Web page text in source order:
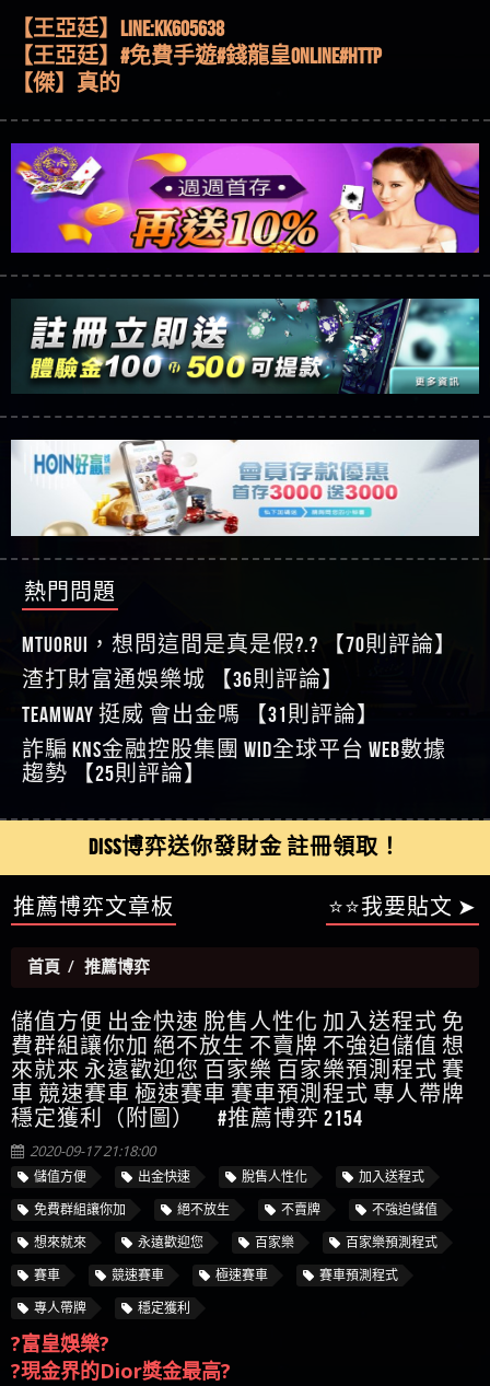
力智投資是詐騙嗎 南部老翁還在癡迷力智投資高
回報獲利 請不要在匯款
zg369】天盛商行詐騙 天盛商行是不是詐騙 天盛商
行是真的嗎 天盛商行是詐騙嗎 被天盛商行詐騙一
招教你拿回
【其他問題】 受害者援助賴【zg369】退休老翁被
大戶e點靈詐騙痛不欲生 大戶e點靈是真的嗎 大戶e
點靈是不是詐騙 大戶e點靈是詐騙嗎 大戶e點靈無
法出金 （大戶e點靈）教你如何規避詐騙陷阱
【其他問題】 弘記投資詐騙持續收割國人中【免
費討回資金賴zg369】弘記投資是詐騙嗎 弘記投資
是不是詐騙 弘記投資是真的嗎 被弘記投資詐騙的
錢怎麼辦 本文教你如何拿回被騙資金
【其他問題】 被騙追回賴【zg369】KnTop利用新型
詐騙手法欺詐群眾 KnTop是真的嗎 KnTop是不是詐騙
KnTop是詐騙嗎 【KnTop】KnTop無法出金 被KnTop詐騙
的錢一招拿回
【其他問題】機台運算專案詐騙持續收割國人中
【免費討回資金賴zg369】機台運算專案是詐騙嗎
機台運算專案是不是詐騙 機台運算專案是真的嗎
被機台運算專案詐騙的錢怎麼辦 本文教你如何拿
回被騙資金
【其他問題】 Hoyabit詐騙持續收割國人中【免費
討回資金賴zg369】Hoyabit是詐騙嗎 Hoyabit是不是詐
騙 Hoyabit是真的嗎 被HoyabitHoyabit詐騙的錢怎麼辦
本文教你如何拿回被騙資金
【其他問題】KS.M多元化行銷詐騙持續收割國人
中【免費討回資金賴zg369】KS.M多元化行銷是詐
騙嗎 KS.M多元化行銷是不是詐騙 KS.M多元化行銷是
真的嗎 被KS.M多元化行銷詐騙的錢怎麼辦 本文教
你如何拿回被騙資金
【其他問題】免費追回賴「zg369」深度解析野原
家 Family & Love如何詐騙 野原家 Family & Love是不是詐
騙 野原家 Family & Love是真的嗎 野原家 Family & Love是
詐騙嗎 165多次通報野原家 Family & Love是詐騙平台
【其他問題】元盈橋詐騙持續收割國人中【免費
討回資金賴zg369】元盈橋是詐騙嗎 元盈橋是不是
詐騙 元盈橋是真的嗎 被元盈橋詐騙的錢怎麼辦
【其他問題】被騙追回賴【zg369】M.L.Edge利用新
型詐騙手法欺詐群眾 M.L.Edge是真的嗎 M.L.Edge是不
金 被M.L.Edge詐騙的錢一招拿回
【其他問題】 Robinhood詐騙持續收割國人中【免
不是詐騙 Robinhood是真的嗎 被Robinhood詐騙的錢怎
麼辦 本文教你如何拿回被騙資金
資金賴zg369】FLTO是詐騙嗎 FLTO是不是詐騙 FLTO是
真的嗎 被FLTO詐騙的錢怎麼辦 本文教你如何拿回
被騙資金
【其他問題】 遇詐騙求救賴【zg369】八旬老翁被
ALYWS詐騙家破人亡 ALYWS是真的嗎 ALYWS是不是詐騙
ALYWS是詐騙嗎 （ALYWS）無法出金 請小心群組暗椿
【其他問題】 一招教你揭秘新型詐騙手法 （受害
者免費援助賴zg369）當當詐騙 當當是不是詐騙 當
當是真的嗎 當當是詐騙嗎 六旬老婦深信當當高獲
利回報被騙的家破人亡
【其他問題】用理性數據指路，開啟你的高回報
娛樂之旅
【其他問題】【老玩家不藏私】2025 線上老虎機
這樣挑！RTP、波動率和平台安全的全攻略！
【推薦博弈】這款《ATG 武俠》老虎機真的猛！玩
過才知道什麼叫超過3萬種中獎方式！
【推薦博弈】BNG電子遊戲完整攻略！熱門老虎
機、集鴻運玩法、獨家試玩一次看！
【其他問題】【2025】ATG試玩必看！戰神賽特
51,000倍數玩法攻略，輕鬆稱霸老虎機！
【其他問題】「拆解力智投資詐騙套路緊急追討
賴zg369」力智投資是不是詐騙 力智投資是真的嗎
力智投資是詐騙嗎 南部老翁還在癡迷力智投資高
回報獲利 請不要在匯款
【其他問題】 【遇天盛商行詐騙追回資金賴
zg369】天盛商行詐騙 天盛商行是不是詐騙 天盛商
行是真的嗎 天盛商行是詐騙嗎 被天盛商行詐騙一
招教你拿回
【其他問題】 受害者援助賴【zg369】退休老翁被
大戶e點靈詐騙痛不欲生 大戶e點靈是真的嗎 大戶e
點靈是不是詐騙 大戶e點靈是詐騙嗎 大戶e點靈無
法出金 （大戶e點靈）教你如何規避詐騙陷阱
【其他問題】 弘記投資詐騙持續收割國人中【免
費討回資金賴zg369】弘記投資是詐騙嗎 弘記投資
是不是詐騙 弘記投資是真的嗎 被弘記投資詐騙的
錢怎麼辦 本文教你如何拿回被騙資金
【其他問題】 被騙追回賴【zg369】KnTop利用新型
詐騙手法欺詐群眾 KnTop是真的嗎 KnTop是不是詐騙
KnTop是詐騙嗎 【KnTop】KnTop無法出金 被KnTop詐騙
的錢一招拿回
【其他問題】機台運算專案詐騙持續收割國人中
【免費討回資金賴zg369】機台運算專案是詐騙嗎
機台運算專案是不是詐騙 機台運算專案是真的嗎
被機台運算專案詐騙的錢怎麼辦 本文教你如何拿
回被騙資金
【其他問題】 Hoyabit詐騙持續收割國人中【免費
討回資金賴zg369】Hoyabit是詐騙嗎 Hoyabit是不是詐
騙 Hoyabit是真的嗎 被HoyabitHoyabit詐騙的錢怎麼辦
本文教你如何拿回被騙資金
【其他問題】KS.M多元化行銷詐騙持續收割國人
中【免費討回資金賴zg369】KS.M多元化行銷是詐
騙嗎 KS.M多元化行銷是不是詐騙 KS.M多元化行銷是
真的嗎 被KS.M多元化行銷詐騙的錢怎麼辦 本文教
【其他問題】免費追回賴「zg369」深度解析野原
家 Family & Love如何詐騙 野原家 Family & Love是不是詐
騙 野原家 Family & Love是真的嗎 野原家 Family & Love是
【其他問題】元盈橋詐騙持續收割國人中【免費
討回資金賴zg369】元盈橋是詐騙嗎 元盈橋是不是
本文教你如何拿回被騙資金
【其他問題】被騙追回賴【zg369】M.L.Edge利用新
是詐騙 M.L.Edge是詐騙嗎 【M.L.Edge】M.L.Edge無法出
金 被M.L.Edge詐騙的錢一招拿回
費討回資金賴zg369】Robinhood是詐騙嗎 Robinhood是
不是詐騙 Robinhood是真的嗎 被Robinhood詐騙的錢怎
麼辦 本文教你如何拿回被騙資金
【其他問題】FLTO詐騙持續收割國人中【免費討回
資金賴zg369】FLTO是詐騙嗎 FLTO是不是詐騙 FLTO是
真的嗎 被FLTO詐騙的錢怎麼辦 本文教你如何拿回
被騙資金
【其他問題】 遇詐騙求救賴【zg369】八旬老翁被
ALYWS詐騙家破人亡 ALYWS是真的嗎 ALYWS是不是詐騙
ALYWS是詐騙嗎 （ALYWS）無法出金 請小心群組暗椿
【其他問題】 一招教你揭秘新型詐騙手法 （受害
者免費援助賴zg369）當當詐騙 當當是不是詐騙 當
利回報被騙的家破人亡
回答
【王亞廷】LINE:kK605638
【王亞廷】#免費手遊#錢龍皇ONLINE#http
【傑】真的
【沈樂慧】又是九州??爛死了黑網不要玩
【林伊依】爛死了拉贏錢直接鎖帳號可以去吃屎
【陳靜茹】推薦小畢，我也是小畢的會員～～
【黃家羭】推推
【AVA娛樂城】還會自己做假對話來毀謗欸哈哈哈
好厲
【陳順堪】黑網不出金
【黃伊珊】不推薦爛公司
【陳順堪】星匯娛樂城出金幾次後贏錢就不給出
金
【陳順堪】黑網出金幾次後贏了就不出金出
【蘇俊曄】所以會出金嗎現在也是一樣的狀況
【侯依揚】廢物喔
【傑】推代理真的好相處
【盧鴻傑】請問一下100多萬會出金嗎，有誰可以
【王亞廷】#免費手遊#錢龍皇ONLINE#http
【蔡如軒】黑網一個呵呵
【Wei】讚
【沈樂慧】又是九州??爛死了黑網不要玩
【林伊依】爛死了拉贏錢直接鎖帳號可以去吃屎
【陳靜茹】推薦小畢，我也是小畢的會員～～
【黃家羭】推推
【AVA娛樂城】還會自己做假對話來毀謗欸哈哈哈
【陳順堪】黑網不出金
【黃伊珊】不推薦爛公司
【陳順堪】星匯娛樂城出金幾次後贏錢就不給出
金
【陳順堪】黑網出金幾次後贏了就不出金出
【玩運彩】
【asd】唬爛不出金黑網垃圾平台
【蘇俊曄】所以會出金嗎現在也是一樣的狀況
【侯依揚】廢物喔
熱門問題
MTUORUi，想問這間是真是假?.? 【70則評論】
渣打財富通娛樂城 【36則評論】
TEAMWAY 挺威 會出金嗎 【31則評論】
詐騙 kns金融控股集團 WID全球平台 WEB數據
趨勢 【25則評論】
DISS博弈送你發財金 註冊領取！
推薦博弈文章板 ⭐⭐我要貼文 ➤
首頁 推薦博弈
儲值方便 出金快速 脫售人性化 加入送程式 免
費群組讓你加 絕不放生 不賣牌 不強迫儲值 想
來就來 永遠歡迎您 百家樂 百家樂預測程式 賽
車 競速賽車 極速賽車 賽車預測程式 專人帶牌
穩定獲利（附圖） #推薦博弈 2154
2020-09-17 21:18:00
儲值方便 出金快速 脫售人性化
加入送程式
免費群組讓你加
絕不放生 不賣牌
不強迫儲值
想來就來
永遠歡迎您 百家樂
百家樂預測程式
賽車
競速賽車 極速賽車
賽車預測程式
專人帶牌
穩定獲利
?富皇娛樂?
?現金界的Dior獎金最高?